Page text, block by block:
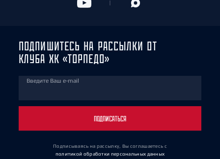
ПОДПИШИТЕСЬ НА РАССЫЛКИ ОТ
КЛУБА ХК «ТОРПЕДО»
Введите Ваш e-mail
ПОДПИСАТЬСЯ
Подписываясь на рассылку, Вы соглашаетесь с
политикой обработки персональных данных